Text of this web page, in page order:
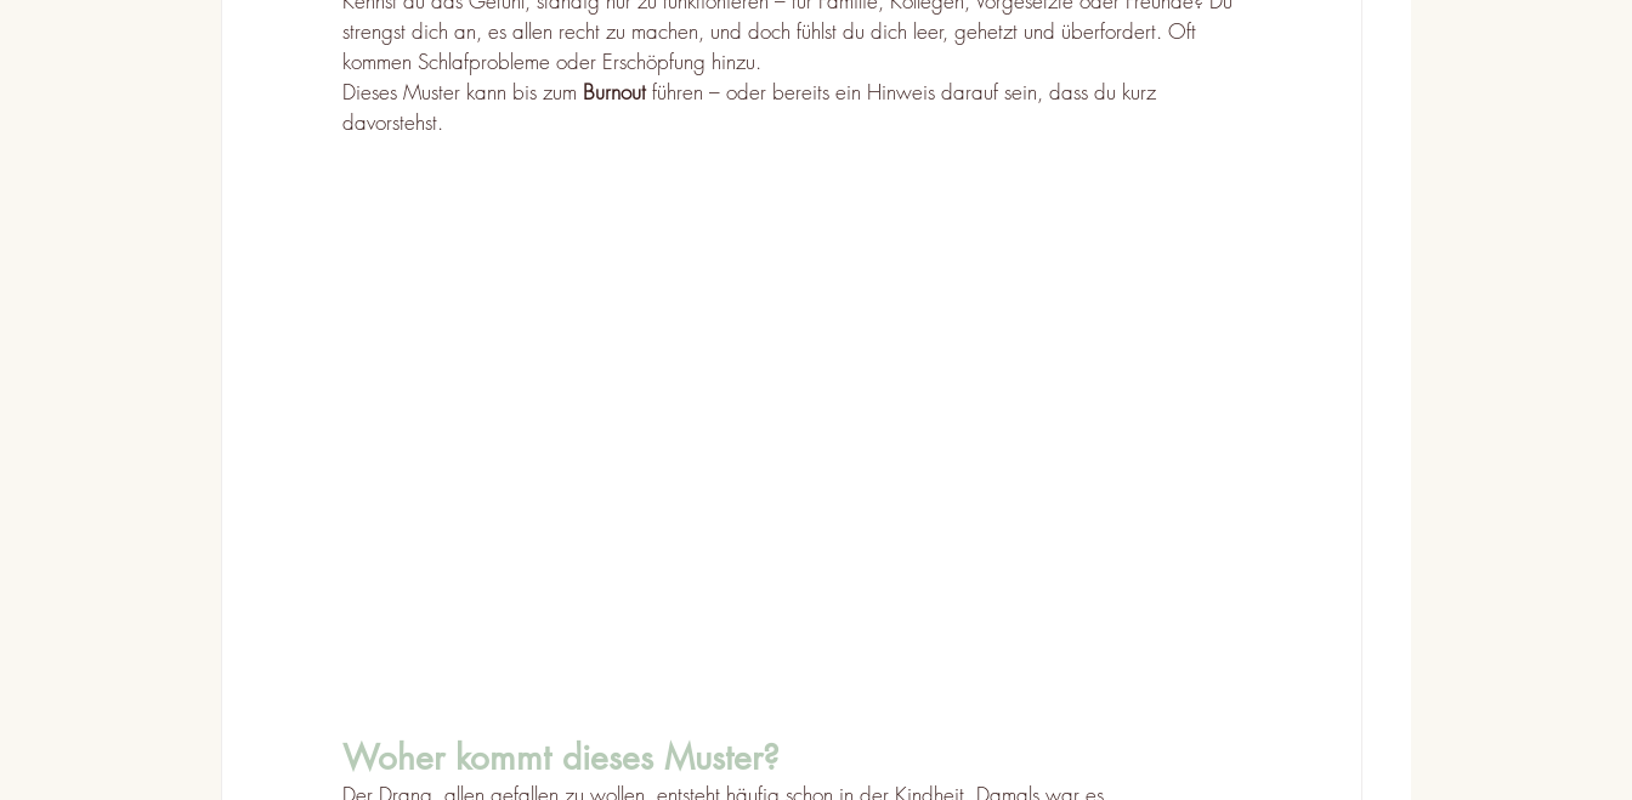
strengst dich an, es allen recht zu machen, und doch fühlst du dich leer, gehetzt und überfordert. Oft
kommen Schlafprobleme oder Erschöpfung hinzu.
Dieses Muster kann bis zum Burnout führen – oder bereits ein Hinweis darauf sein, dass du kurz
davorstehst.
Woher kommt dieses Muster?